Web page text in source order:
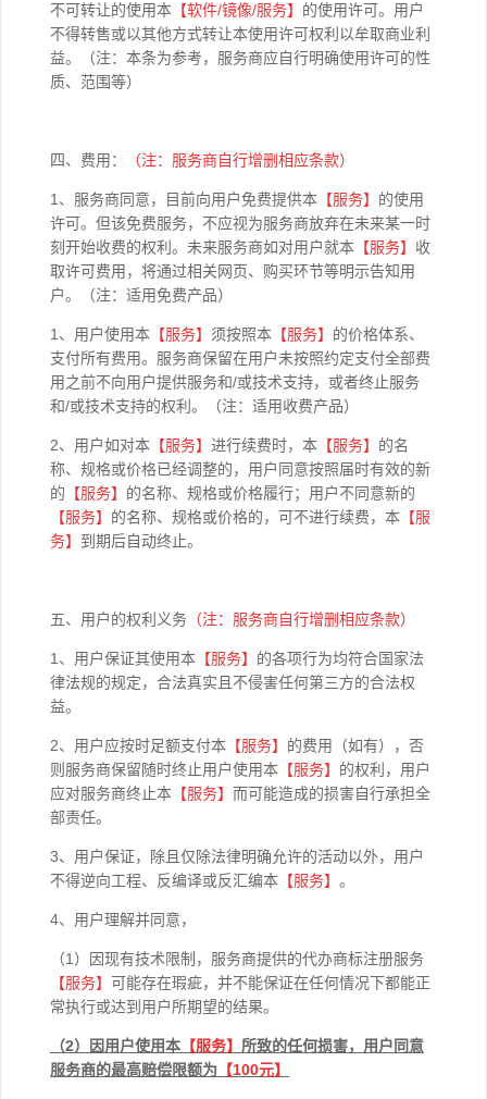
不可转让的使用本 【软件/镜像/服务】 的使用许可。用户
不得转售或以其他方式转让本使用许可权利以牟取商业利
益。（注：本条为参考，服务商应自行明确使用许可的性
质、范围等）
四、费用： （注：服务商自行增删相应条款）
1、服务商同意，目前向用户免费提供本 【服务】 的使用
许可。但该免费服务，不应视为服务商放弃在未来某一时
刻开始收费的权利。未来服务商如对用户就本 【服务】 收
取许可费用，将通过相关网页、购买环节等明示告知用
户。（注：适用免费产品）
1、用户使用本 【服务】 须按照本 【服务】 的价格体系、
支付所有费用。服务商保留在用户未按照约定支付全部费
用之前不向用户提供服务和/或技术支持，或者终止服务
和/或技术支持的权利。（注：适用收费产品）
2、用户如对本 【服务】 进行续费时，本 【服务】 的名
称、规格或价格已经调整的，用户同意按照届时有效的新
的 【服务】 的名称、规格或价格履行；用户不同意新的
【服务】 的名称、规格或价格的，可不进行续费，本 【服
务】 到期后自动终止。
五、用户的权利义务 （注：服务商自行增删相应条款）
1、用户保证其使用本 【服务】 的各项行为均符合国家法
律法规的规定，合法真实且不侵害任何第三方的合法权
益。
2、用户应按时足额支付本 【服务】 的费用（如有），否
则服务商保留随时终止用户使用本 【服务】 的权利，用户
应对服务商终止本 【服务】 而可能造成的损害自行承担全
部责任。
3、用户保证，除且仅除法律明确允许的活动以外，用户
不得逆向工程、反编译或反汇编本 【服务】 。
4、用户理解并同意，
（1）因现有技术限制，服务商提供的代办商标注册服务
【服务】 可能存在瑕疵，并不能保证在任何情况下都能正
常执行或达到用户所期望的结果。
（2）因用户使用本 【服务】 所致的任何损害，用户同意
服务商的最高赔偿限额为 【100元】